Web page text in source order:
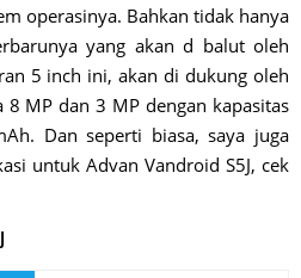
operasinya. Bahkan tidak hanya
yang akan d balut oleh
5 inch ini, akan di dukung oleh
MP dan 3 MP dengan kapasitas
Dan seperti biasa, saya juga
untuk Advan Vandroid S5J, cek